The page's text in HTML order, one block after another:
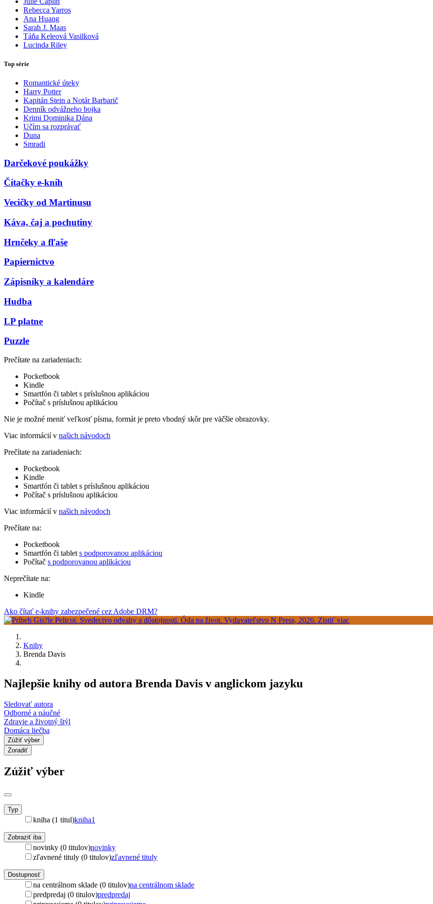
Rebecca Yarros
Ana Huang
Sarah J. Maas
Táňa Keleová Vasilková
Lucinda Riley
Top série
Romantické úteky
Harry Potter
Kapitán Stein a Notár Barbarič
Denník odvážneho bojka
Krimi Dominika Dána
Učím sa rozprávať
Duna
Smradi
Darčekové poukážky
Čítačky e-kníh
Vecičky od Martinusu
Káva, čaj a pochutiny
Hrnčeky a fľaše
Papiernictvo
Zápisníky a kalendáre
Hudba
LP platne
Puzzle
Prečítate na zariadeniach:
Pocketbook
Kindle
Smartfón či tablet s príslušnou aplikáciou
Počítač s príslušnou aplikáciou
Nie je možné meniť veľkosť písma, formát je preto vhodný skôr pre väčšie obrazovky.
Viac informácií v našich návodoch
Prečítate na zariadeniach:
Pocketbook
Kindle
Smartfón či tablet s príslušnou aplikáciou
Počítač s príslušnou aplikáciou
Viac informácií v našich návodoch
Prečítate na:
Pocketbook
Smartfón či tablet s podporovanou aplikáciou
Počítač s podporovanou aplikáciou
Neprečítate na:
Kindle
Ako čítať e-knihy zabezpečené cez Adobe DRM?
Knihy
Brenda Davis
Najlepšie knihy od autora Brenda Davis v anglickom jazyku
Sledovať autora
Odborné a náučné
Zdravie a životný štýl
Domáca liečba
Zúžiť výber
Zoradiť
Zúžiť výber
Typ
kniha (1 titul)kniha1
Zobraziť iba
novinky (0 titulov)novinky
zľavnené tituly (0 titulov)zľavnené tituly
Dostupnosť
na centrálnom sklade (0 titulov)na centrálnom sklade
predpredaj (0 titulov)predpredaj